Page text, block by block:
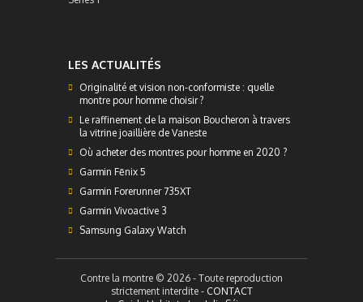
LES ACTUALITÉS
Originalité et vision non-conformiste : quelle
montre pour homme choisir ?
Le raffinement de la maison Boucheron à travers
la vitrine joaillière de Vaneste
Où acheter des montres pour homme en 2020 ?
Garmin Fēnix 5
Garmin Forerunner 735XT
Garmin Vivoactive 3
Samsung Galaxy Watch
Contre la montre © 2026 - Toute reproduction
strictement interdite - CONTACT